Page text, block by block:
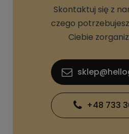
Skontaktuj się z
czego
Ciebie
+48 733